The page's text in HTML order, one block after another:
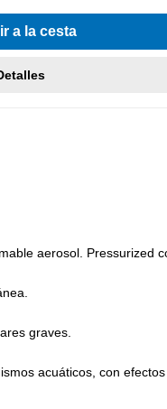
a la cesta
aerosol. Pressurized
graves.
acuáticos, con